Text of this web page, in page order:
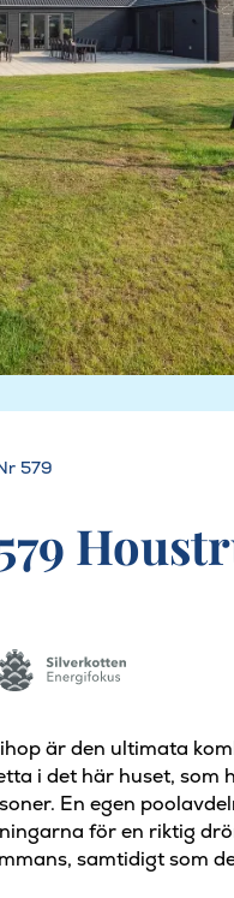
579
är den ultimata
i det här huset, som
En egen
för en riktig
samtidigt som